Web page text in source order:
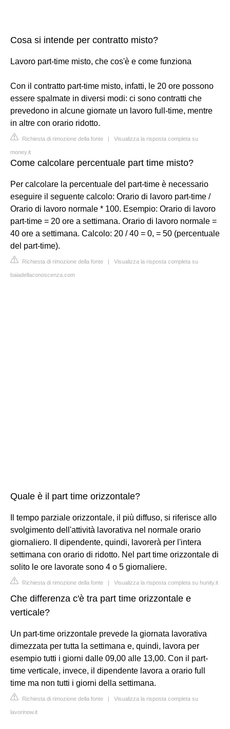
Cosa si intende per contratto misto?
Lavoro part-time misto, che cos'è e come funziona
Con il contratto part-time misto, infatti, le 20 ore possono
essere spalmate in diversi modi: ci sono contratti che
prevedono in alcune giornate un lavoro full-time, mentre
in altre con orario ridotto.
Richiesta di rimozione della fonte | Visualizza la risposta completa su
money.it
Come calcolare percentuale part time misto?
Per calcolare la percentuale del part-time è necessario
eseguire il seguente calcolo: Orario di lavoro part-time /
Orario di lavoro normale * 100. Esempio: Orario di lavoro
part-time = 20 ore a settimana. Orario di lavoro normale =
40 ore a settimana. Calcolo: 20 / 40 = 0, = 50 (percentuale
del part-time).
Richiesta di rimozione della fonte | Visualizza la risposta completa su
baiadellaconoscenza.com
Quale è il part time orizzontale?
Il tempo parziale orizzontale, il più diffuso, si riferisce allo
svolgimento dell'attività lavorativa nel normale orario
giornaliero. Il dipendente, quindi, lavorerà per l'intera
settimana con orario di ridotto. Nel part time orizzontale di
solito le ore lavorate sono 4 o 5 giornaliere.
Richiesta di rimozione della fonte | Visualizza la risposta completa su hunity.it
Che differenza c'è tra part time orizzontale e
verticale?
Un part-time orizzontale prevede la giornata lavorativa
dimezzata per tutta la settimana e, quindi, lavora per
esempio tutti i giorni dalle 09,00 alle 13,00. Con il part-
time verticale, invece, il dipendente lavora a orario full
time ma non tutti i giorni della settimana.
Richiesta di rimozione della fonte | Visualizza la risposta completa su
lavorinow.it